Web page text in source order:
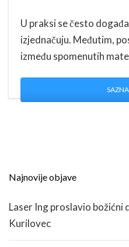
U praksi se često
izjednačuju. Međutim,
između spomenutih
Najnovije objave
Laser Ing proslavio božićni
Kurilovec